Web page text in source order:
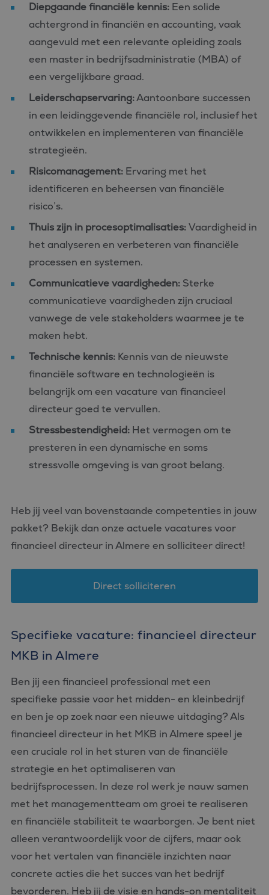
Diepgaande financiële kennis: Een solide
achtergrond in financiën en accounting, vaak
aangevuld met een relevante opleiding zoals
een master in bedrijfsadministratie (MBA) of
een vergelijkbare graad.
Leiderschapservaring:Aantoonbare successen
in een leidinggevende financiële rol, inclusief het
ontwikkelen en implementeren van financiële
strategieën.
Risicomanagement: Ervaring met het
identificeren en beheersen van financiële
risico’s.
Thuis zijn in procesoptimalisaties:Vaardigheid in
het analyseren en verbeteren van financiële
processen en systemen.
Communicatieve vaardigheden: Sterke
communicatieve vaardigheden zijn cruciaal
vanwege de vele stakeholders waarmee je te
maken hebt.
Technische kennis: Kennis van de nieuwste
financiële software en technologieën is
belangrijk om een vacature van financieel
directeur goed te vervullen.
Stressbestendigheid: Het vermogen om te
presteren in een dynamische en soms
stressvolle omgeving is van groot belang.
Heb jij veel van bovenstaande competenties in jouw
pakket? Bekijk dan onze actuele vacatures voor
financieel directeur in Almere en solliciteer direct!
Direct solliciteren
Specifieke vacature: financieel directeur
MKB in Almere
Ben jij een financieel professional met een
specifieke passie voor het midden- en kleinbedrijf
en ben je op zoek naar een nieuwe uitdaging? Als
financieel directeur in het MKB in Almere speel je
een cruciale rol in het sturen van de financiële
strategie en het optimaliseren van
bedrijfsprocessen. In deze rol werk je nauw samen
met het managementteam om groei te realiseren
en financiële stabiliteit te waarborgen. Je bent niet
alleen verantwoordelijk voor de cijfers, maar ook
voor het vertalen van financiële inzichten naar
concrete acties die het succes van het bedrijf
bevorderen. Heb jij de visie en hands-on mentaliteit